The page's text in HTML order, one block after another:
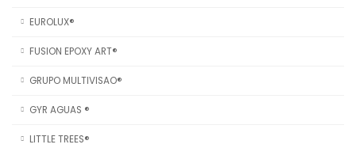
EUROLUX®
FUSION EPOXY ART®
GRUPO MULTIVISAO®
GYR AGUAS ®
LITTLE TREES®